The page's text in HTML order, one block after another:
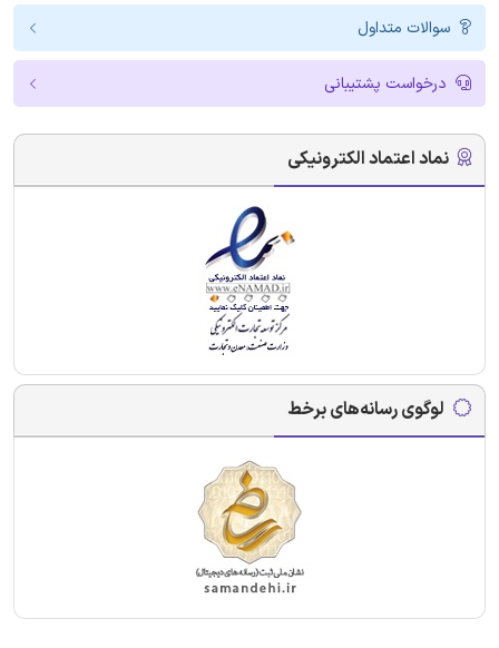
سوالات متداول
درخواست پشتیبانی
نماد اعتماد الکترونیکی
لوگوی رسانه‌های برخط